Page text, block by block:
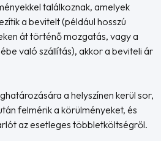
találkoznak, amelyek
a bevitelt (például hosszú
át történő mozgatás, vagy a
való szállítás), akkor a beviteli ár
a helyszínen kerül sor,
felmérik a körülményeket, és
az esetleges többletköltségről.